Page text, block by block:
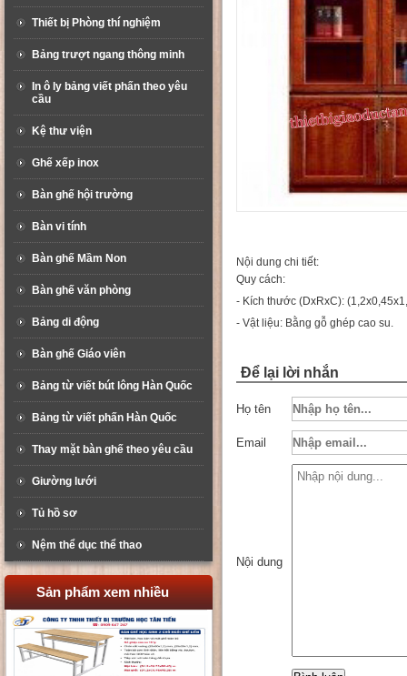
Thiết bị Phòng thí nghiệm
Bảng trượt ngang thông minh
In ô ly bảng viết phấn theo yêu
cầu
Kệ thư viện
Ghế xếp inox
Bàn ghế hội trường
Bàn vi tính
Bàn ghế Mầm Non
Bàn ghế văn phòng
Bảng di động
Bàn ghế Giáo viên
Bảng từ viết bút lông Hàn Quốc
Bảng từ viết phấn Hàn Quốc
Thay mặt bàn ghế theo yêu cầu
Giường lưới
Tủ hồ sơ
Nệm thể dục thể thao
Sản phẩm xem nhiều
Nội dung chi tiết:
Quy cách:
- Kích thước (DxRxC):
- Vật liệu: Bằng gỗ ghép cao su.
Để lại lời nhắn
Họ tên
Email
Nội dung